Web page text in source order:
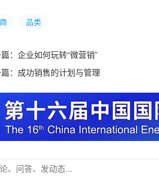
品类
： 企业如何玩转“微营销”
： 成功销售的计划与管理